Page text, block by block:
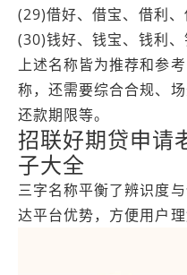
(29)借好、借宝、借利
(30)钱好、钱宝、钱利
上述名称皆为推荐和参
称，还需要综合合规、
还款期限等。
招联好期贷申请
子大全
三字名称平衡了辨识度
达平台优势，方便用户理